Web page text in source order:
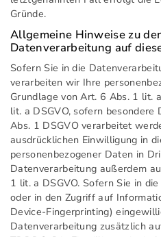
Gründe.
Allgemeine Hinweise zu
Datenverarbeitung auf
Sofern Sie in die
verarbeiten wir Ihre
Grundlage von Art. 6 Abs. 1 lit.
lit. a DSGVO, sofern
Abs. 1 DSGVO verarbeitet
ausdrücklichen Einwilligung in
personenbezogener Daten in
Datenverarbeitung außerdem
1 lit. a DSGVO. Sofern Sie in
oder in den Zugriff auf
Device-Fingerprinting)
Datenverarbeitung zusätzlich